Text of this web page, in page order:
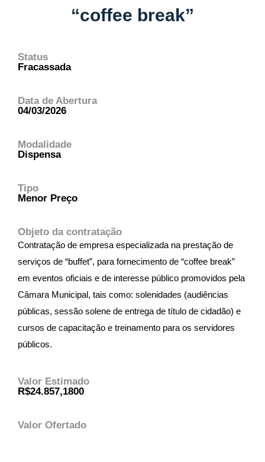
“coffee break”
Status
Fracassada
Data de Abertura
04/03/2026
Modalidade
Dispensa
Tipo
Menor Preço
Objeto da contratação
Contratação de empresa especializada na prestação de
serviços de “buffet”, para fornecimento de “coffee break”
em eventos oficiais e de interesse público promovidos pela
Câmara Municipal, tais como: solenidades (audiências
públicas, sessão solene de entrega de título de cidadão) e
cursos de capacitação e treinamento para os servidores
públicos.
Valor Estimado
R$24.857,1800
Valor Ofertado